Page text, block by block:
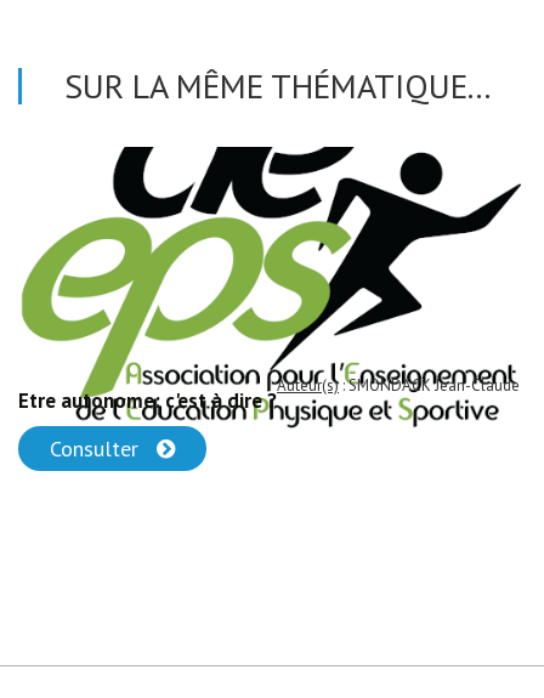
SUR LA MÊME THÉMATIQUE...
Etre autonome: c'est à dire ?
Auteur(s) : SMONDACK Jean-Claude
Consulter